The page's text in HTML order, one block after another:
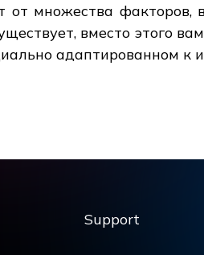
от множества факторов,
вместо этого
адаптированном к
Support